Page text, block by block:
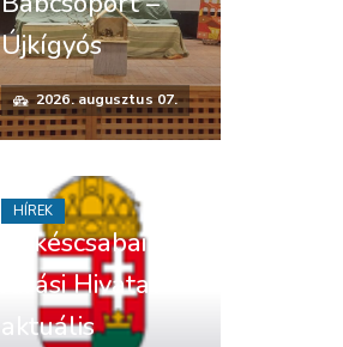
Újkígyós
2026. augusztus 07.
Békéscsabai
Járási Hivatal
aktuális
HÍREK